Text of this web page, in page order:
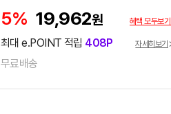
5% 19,962원 혜택 모두보기
최대 e.POINT 적립 408P 자세히보기
무료배송